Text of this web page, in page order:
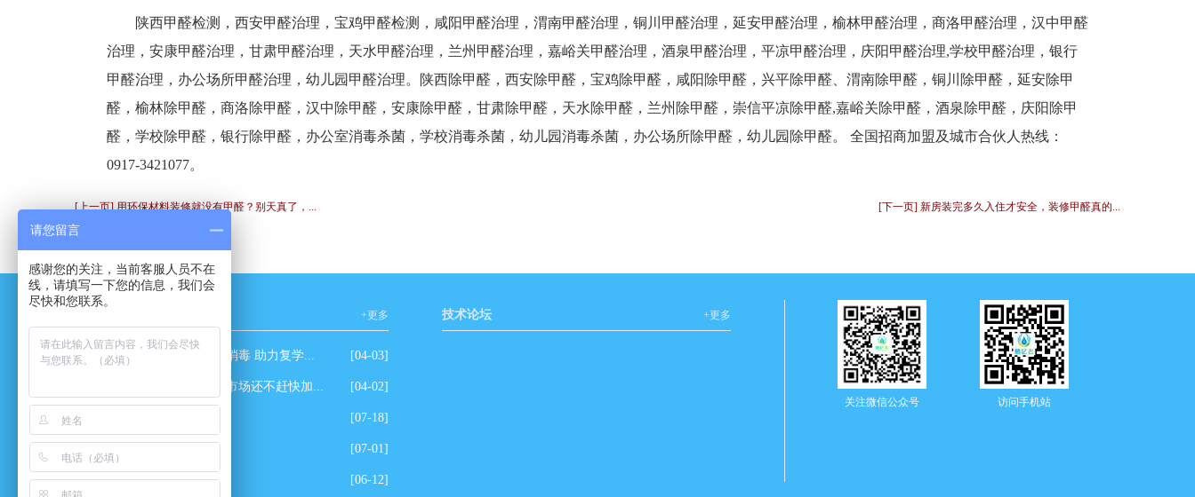
陕西甲醛检测，西安甲醛治理，宝鸡甲醛检测，咸阳甲醛治理，渭南甲醛治理，铜川甲醛治理，延安甲醛治理，榆林甲醛治理，商洛甲醛治理，汉中甲醛
治理，安康甲醛治理，甘肃甲醛治理，天水甲醛治理，兰州甲醛治理，嘉峪关甲醛治理，酒泉甲醛治理，平凉甲醛治理，庆阳甲醛治理,学校甲醛治理，银行
甲醛治理，办公场所甲醛治理，幼儿园甲醛治理。陕西除甲醛，西安除甲醛，宝鸡除甲醛，咸阳除甲醛，兴平除甲醛、渭南除甲醛，铜川除甲醛，延安除甲
醛，榆林除甲醛，商洛除甲醛，汉中除甲醛，安康除甲醛，甘肃除甲醛，天水除甲醛，兰州除甲醛，崇信平凉除甲醛,嘉峪关除甲醛，酒泉除甲醛，庆阳除甲
醛，学校除甲醛，银行除甲醛，办公室消毒杀菌，学校消毒杀菌，幼儿园消毒杀菌，办公场所除甲醛，幼儿园除甲醛。 全国招商加盟及城市合伙人热线：
0917-3421077。
[上一页] 用环保材料装修就没有甲醛？别天真了，... [下一页] 新房装完多久入住才安全，装修甲醛真的...
+更多
爱心企业为学校免费消毒 助力复学... [04-03]
除甲醛有这么强大的市场还不赶快加... [04-02]
[07-18]
[07-01]
万达美吉姆除甲醛 [06-12]
技术论坛 +更多
关注微信公众号 访问手机站
请您留言
感谢您的关注，当前客服人员不在
线，请填写一下您的信息，我们会
尽快和您联系。